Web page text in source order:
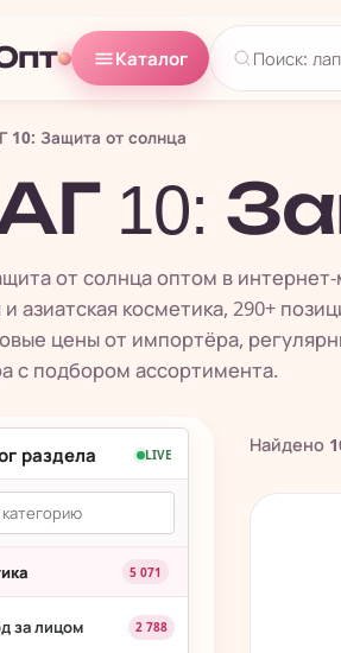
Каталог
10: Защита от солнца
10:
от солнца оптом в
и азиатская косметика, 290+
цены от импортёра,
с подбором ассортимента.
раздела LIVE
5 071
за лицом 2 788
Найдено